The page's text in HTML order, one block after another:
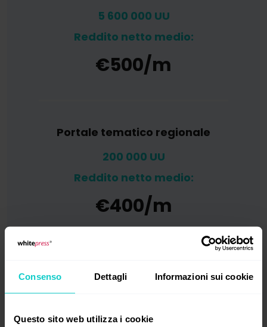
Consenso Dettagli Informazioni sui cookie
Questo sito web utilizza i cookie
5 600 000 UU
Reddito netto medio:
€500/m
Portale tematico regionale
200 000 UU
Reddito netto medio:
€400/m